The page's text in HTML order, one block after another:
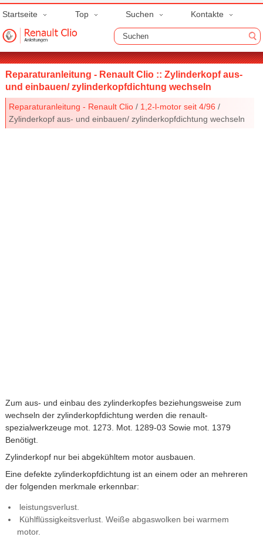
Startseite Top Suchen Kontakte
Reparaturanleitung - Renault Clio :: Zylinderkopf aus-
und einbauen/ zylinderkopfdichtung wechseln
Reparaturanleitung - Renault Clio / 1,2-l-motor seit 4/96 /
Zylinderkopf aus- und einbauen/ zylinderkopfdichtung wechseln
Zum aus- und einbau des zylinderkopfes beziehungsweise zum
wechseln der zylinderkopfdichtung werden die renault-
spezialwerkzeuge mot. 1273. Mot. 1289-03 Sowie mot. 1379
Benötigt.
Zylinderkopf nur bei abgekühltem motor ausbauen.
Eine defekte zylinderkopfdichtung ist an einem oder an mehreren
der folgenden merkmale erkennbar:
leistungsverlust.
Kühlflüssigkeitsverlust. Weiße abgaswolken bei warmem
motor.